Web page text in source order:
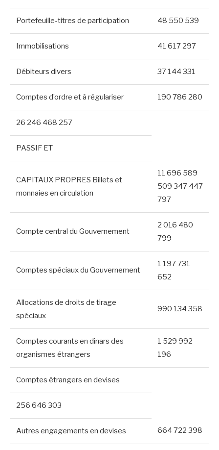
Portefeuille-titres de participation 48 550 539
Immobilisations 41 617 297
Débiteurs divers 37 144 331
Comptes d’ordre et à régulariser 190 786 280
26 246 468 257
PASSIF ET
CAPITAUX PROPRES Billets et
monnaies en circulation
11 696 589
509 347 447
797
Compte central du Gouvernement
2 016 480
799
Comptes spéciaux du Gouvernement
1 197 731
652
Allocations de droits de tirage
spéciaux
990 134 358
Comptes courants en dinars des
organismes étrangers
1 529 992
196
Comptes étrangers en devises
256 646 303
Autres engagements en devises 664 722 398